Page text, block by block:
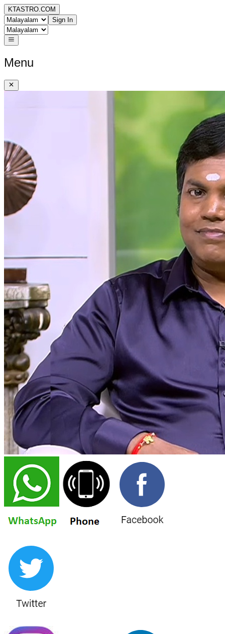
KTASTRO.COM
Sign In
Menu